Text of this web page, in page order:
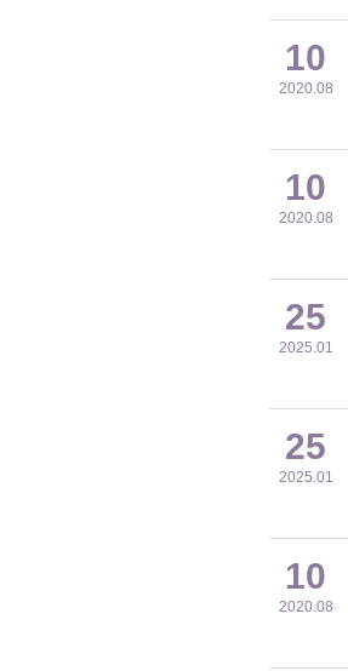
10
2020.08
10
2020.08
25
2025.01
25
2025.01
10
2020.08